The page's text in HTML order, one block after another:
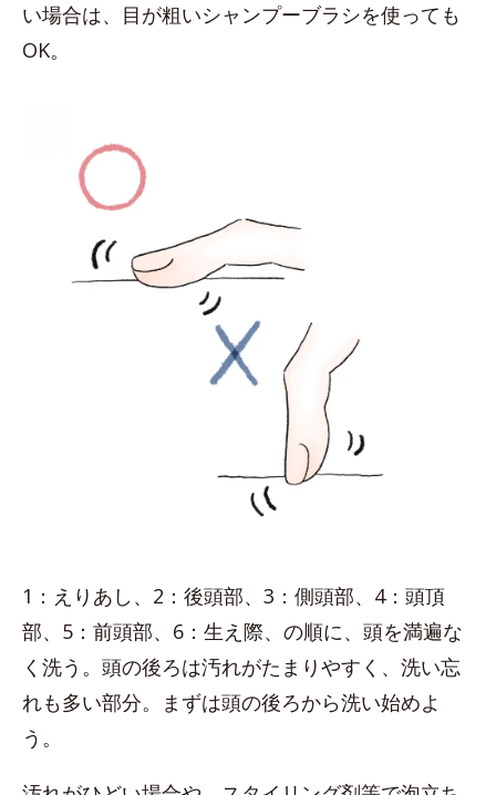
い場合は、目が粗いシャンプーブラシを使っても
OK。
1：えりあし、2：後頭部、3：側頭部、4：頭頂
部、5：前頭部、6：生え際、の順に、頭を満遍な
く洗う。頭の後ろは汚れがたまりやすく、洗い忘
れも多い部分。まずは頭の後ろから洗い始めよ
う。